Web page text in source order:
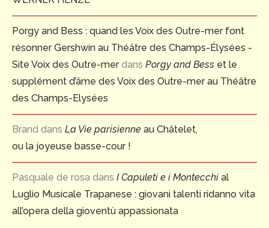
Porgy and Bess : quand les Voix des Outre-mer font
résonner Gershwin au Théâtre des Champs-Élysées -
Site Voix des Outre-merdans Porgy and Bess et le
supplément d’âme des Voix des Outre-mer au Théâtre
des Champs-Elysées
Brand dans La Vie parisienne au Châtelet,
ou la joyeuse basse-cour !
Pasquale de rosa dans I Capuleti e i Montecchi al
Luglio Musicale Trapanese : giovani talenti ridanno vita
all’opera della gioventù appassionata